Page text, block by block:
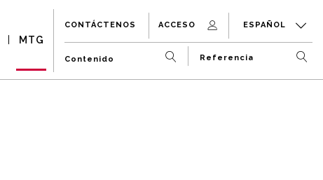
MTG
CONTÁCTENOS ACCESO ESPAÑOL